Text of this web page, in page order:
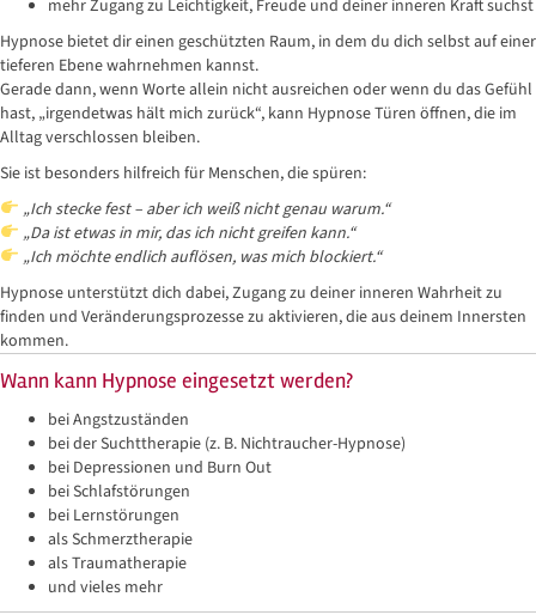
mehr Zugang zu Leichtigkeit, Freude und deiner inneren Kraft suchst
Hypnose bietet dir einen geschützten Raum, in dem du dich selbst auf einer
tieferen Ebene wahrnehmen kannst.
Gerade dann, wenn Worte allein nicht ausreichen oder wenn du das Gefühl
hast, „irgendetwas hält mich zurück“, kann Hypnose Türen öffnen, die im
Alltag verschlossen bleiben.
Sie ist besonders hilfreich für Menschen, die spüren:
„Ich stecke fest – aber ich weiß nicht genau warum.“
„Da ist etwas in mir, das ich nicht greifen kann.“
„Ich möchte endlich auflösen, was mich blockiert.“
Hypnose unterstützt dich dabei, Zugang zu deiner inneren Wahrheit zu
finden und Veränderungsprozesse zu aktivieren, die aus deinem Innersten
kommen.
Wann kann Hypnose eingesetzt werden?
bei Angstzuständen
bei der Suchttherapie (z. B. Nichtraucher-Hypnose)
bei Depressionen und Burn Out
bei Schlafstörungen
bei Lernstörungen
als Schmerztherapie
als Traumatherapie
und vieles mehr